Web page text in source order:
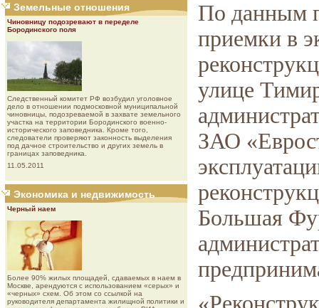
Земельные отношения
Чиновницу подозревают в переделе
Бородинского поля
Следственный комитет РФ возбудил уголовное
дело в отношении подмосковной муниципальной
чиновницы, подозреваемой в захвате земельного
участка на территории Бородинского военно-
исторического заповедника. Кроме того,
следователи проверяют законность выделения
под дачное строительство и других земель в
границах заповедника.
11.05.2011
Экономика и недвижимость
Черный наем
Более 90% жилых площадей, сдаваемых в наем в
Москве, арендуются с использованием «серых» и
«черных» схем. Об этом со ссылкой на
руководителя департамента жилищной политики и
По данным
приемки в
улице
ЗАО
Большая